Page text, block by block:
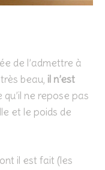
de l’admettre à
beau, il n’est
qu’il ne repose pas
et le poids de
il est fait (les